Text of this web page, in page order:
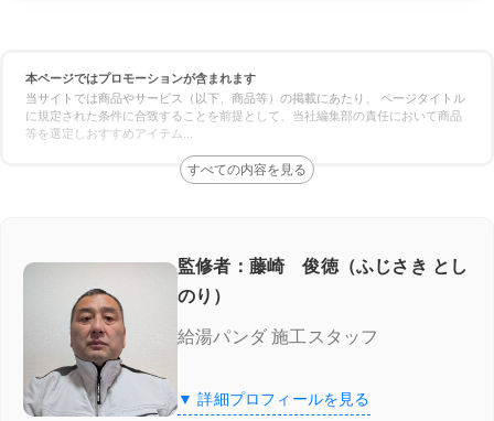
給湯省エネ2026事業
給湯省エネ2026事業に対応している業者を厳選してご紹介！
「給湯器駆けつけ隊 ミズテック」の4つの特徴
給湯器駆けつけ隊 ミズテックの口コミ
湯ドクター
本ページではプロモーションが含まれます
当サイトでは商品やサービス（以下、商品等）の掲載にあたり、 ページタイトル
に規定された条件に合致することを前提として、当社編集部の責任において商品
等を選定しおすすめアイテム
監修者：藤崎 俊徳（ふじさき とし
のり）
給湯パンダ 施工スタッフ
▼ 詳細プロフィールを見る